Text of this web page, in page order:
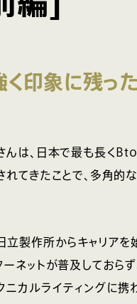
く印象に残っ
んは、日本で最も長く
れてきたことで、多角的
立製作所からキャリア
ーネットが普及しておら
ニカルライティングに携